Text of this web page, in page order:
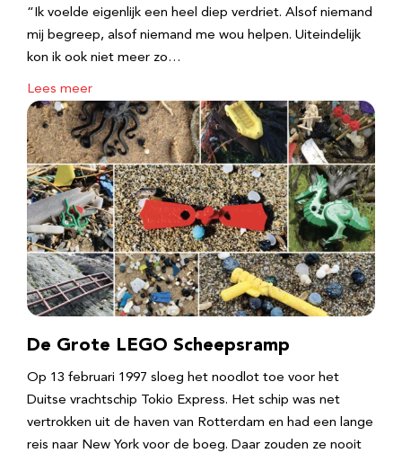
“Ik voelde eigenlijk een heel diep verdriet. Alsof niemand
mij begreep, alsof niemand me wou helpen. Uiteindelijk
kon ik ook niet meer zo…
Lees meer
De Grote LEGO Scheepsramp
Op 13 februari 1997 sloeg het noodlot toe voor het
Duitse vrachtschip Tokio Express. Het schip was net
vertrokken uit de haven van Rotterdam en had een lange
reis naar New York voor de boeg. Daar zouden ze nooit